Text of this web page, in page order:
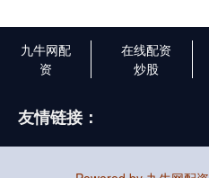
九牛网配
资
在线配资
炒股
友情链接：